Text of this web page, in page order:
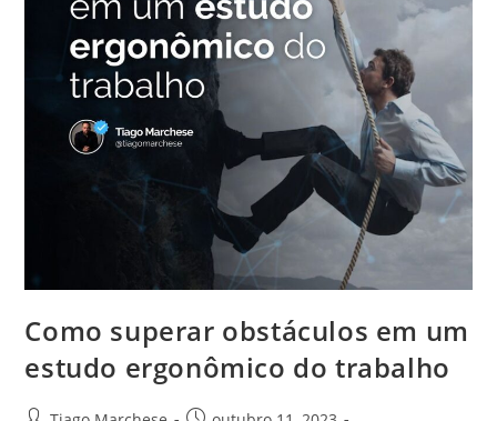
Como superar obstáculos em um
estudo ergonômico do trabalho